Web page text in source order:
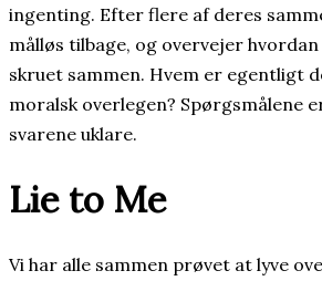
ingenting. Efter flere af deres
målløs tilbage, og overvejer
skruet sammen. Hvem er egentligt
moralsk overlegen? Spørgsmålene
svarene uklare.
Lie to Me
Vi har alle sammen prøvet at lyve